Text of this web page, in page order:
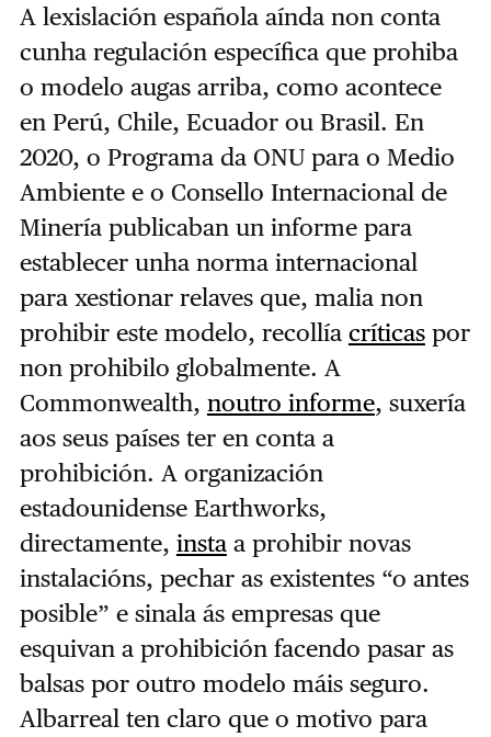
A lexislación española aínda non conta
cunha regulación específica que prohiba
o modelo augas arriba, como acontece
en Perú, Chile, Ecuador ou Brasil. En
2020, o Programa da ONU para o Medio
Ambiente e o Consello Internacional de
Minería publicaban un informe para
establecer unha norma internacional
para xestionar relaves que, malia non
prohibir este modelo, recollía críticaspor
non prohibilo globalmente. A
Commonwealth, noutro informe, suxería
aos seus países ter en conta a
prohibición. A organización
estadounidense Earthworks,
directamente, instaa prohibir novas
instalacións, pechar as existentes “o antes
posible” e sinala ás empresas que
esquivan a prohibición facendo pasar as
balsas por outro modelo máis seguro.
Albarreal ten claro que o motivo para